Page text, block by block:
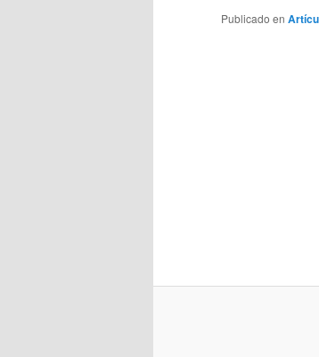
Publicado en